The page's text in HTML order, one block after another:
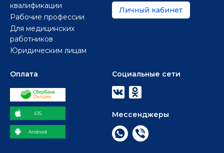
квалификации
Рабочие профессии
Для медицинских
работников
Юридическим лицам
Личный кабинет
Оплата
iOS
Android
Социальные сети
Мессенджеры